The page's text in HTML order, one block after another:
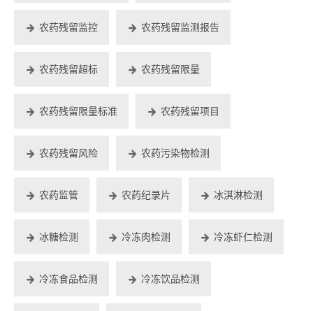
农药残留监控 农药残留监测报告
农药残留超标 农药残留限量
农药残留限量标准 农药残留项目
农药残留风险 农药污染物检测
农药监管 农药纪录片 冰淇淋检测
冰糖检测 冷冻肉检测 冷冻虾仁检测
冷冻食品检测 冷冻饮品检测